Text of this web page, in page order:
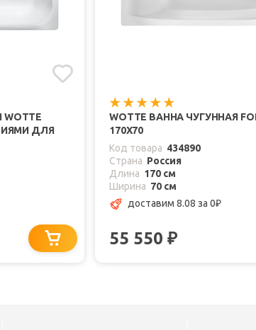
ДЛЯ
WOTTE ВАННА ЧУГУННАЯ
170Х70
Код товара 434890
Страна Россия
Длина 170 см
Ширина 70 см
доставим 8.08 за 0₽
55 550 ₽